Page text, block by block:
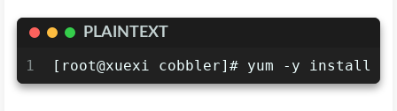
PLAINTEXT
1
[root@xuexi cobbler]# yum -y install